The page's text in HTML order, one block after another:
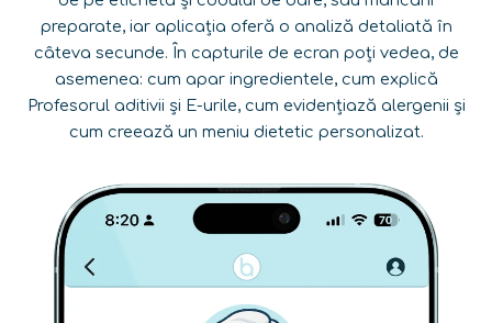
preparate, iar aplicația oferă o analiză detaliată în
câteva secunde. În capturile de ecran poți vedea, de
asemenea: cum apar ingredientele, cum explică
Profesorul aditivii și E-urile, cum evidențiază alergenii și
cum creează un meniu dietetic personalizat.